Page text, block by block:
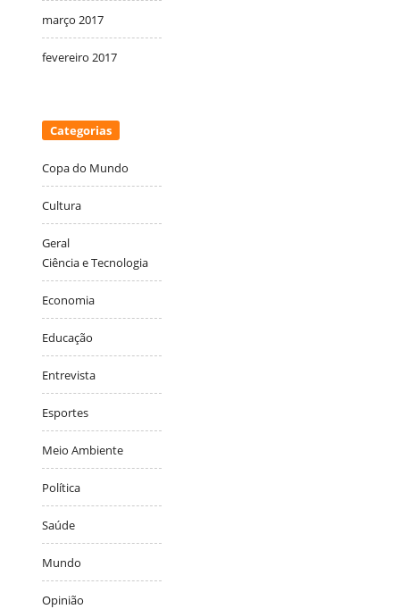
março 2017
fevereiro 2017
Categorias
Copa do Mundo
Cultura
Geral
Ciência e Tecnologia
Economia
Educação
Entrevista
Esportes
Meio Ambiente
Política
Saúde
Mundo
Opinião